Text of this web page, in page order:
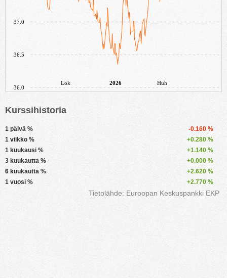
Lok 2026 Huh
36.0
36.5
37.0
Kurssihistoria
1 päivä %
-0.160 %
1 viikko %
+0.280 %
1 kuukausi %
+1.140 %
3 kuukautta %
+0.000 %
6 kuukautta %
+2.620 %
1 vuosi %
+2.770 %
Tietolähde: Euroopan Keskuspankki EKP